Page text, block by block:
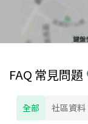
FAQ 常見問題
全部 社區資料